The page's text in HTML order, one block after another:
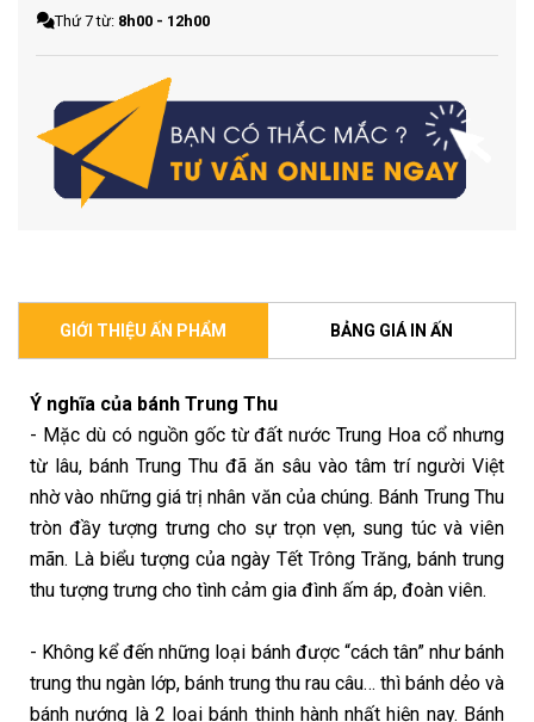
Thứ 7 từ: 8h00 - 12h00
GIỚI THIỆU ẤN PHẨM BẢNG GIÁ IN ẤN
Ý nghĩa của bánh Trung Thu
- Mặc dù có nguồn gốc từ đất nước Trung Hoa cổ nhưng
từ lâu, bánh Trung Thu đã ăn sâu vào tâm trí người Việt
nhờ vào những giá trị nhân văn của chúng. Bánh Trung Thu
tròn đầy tượng trưng cho sự trọn vẹn, sung túc và viên
mãn. Là biểu tượng của ngày Tết Trông Trăng, bánh trung
thu tượng trưng cho tình cảm gia đình ấm áp, đoàn viên.
- Không kể đến những loại bánh được “cách tân” như bánh
trung thu ngàn lớp, bánh trung thu rau câu… thì bánh dẻo và
bánh nướng là 2 loại bánh thịnh hành nhất hiện nay. Bánh